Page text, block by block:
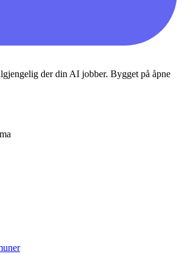
der din AI jobber. Bygget på åpne